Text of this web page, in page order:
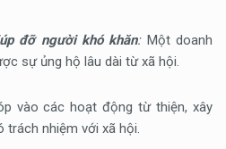
đỡ người khó khăn: Một doanh
sự ủng hộ lâu dài từ xã hội.
vào các hoạt động từ thiện, xây
trách nhiệm với xã hội.